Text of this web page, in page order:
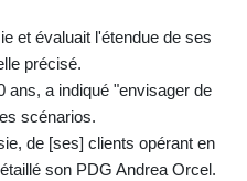
et évaluait l'étendue de ses
précisé.
ans, a indiqué "envisager de
scénarios.
de [ses] clients opérant en
son PDG Andrea Orcel.